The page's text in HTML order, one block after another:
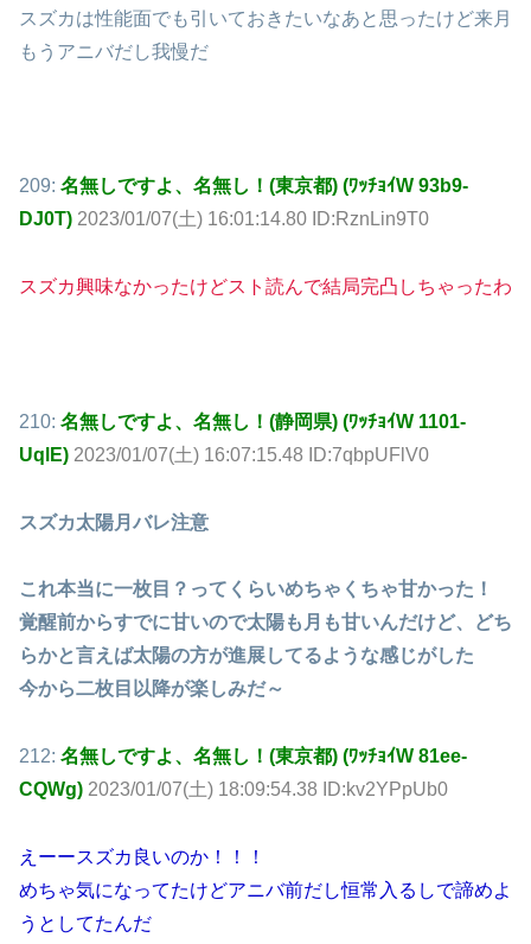
スズカは性能面でも引いておきたいなあと思ったけど来月
もうアニバだし我慢だ
209: 名無しですよ、名無し！(東京都) (ﾜｯﾁｮｲW 93b9-
DJ0T) 2023/01/07(土) 16:01:14.80 ID:RznLin9T0
スズカ興味なかったけどスト読んで結局完凸しちゃったわ
210: 名無しですよ、名無し！(静岡県) (ﾜｯﾁｮｲW 1101-
UqlE) 2023/01/07(土) 16:07:15.48 ID:7qbpUFlV0
スズカ太陽月バレ注意
これ本当に一枚目？ってくらいめちゃくちゃ甘かった！
覚醒前からすでに甘いので太陽も月も甘いんだけど、どち
らかと言えば太陽の方が進展してるような感じがした
今から二枚目以降が楽しみだ～
212: 名無しですよ、名無し！(東京都) (ﾜｯﾁｮｲW 81ee-
CQWg) 2023/01/07(土) 18:09:54.38 ID:kv2YPpUb0
えーースズカ良いのか！！！
めちゃ気になってたけどアニバ前だし恒常入るしで諦めよ
うとしてたんだ